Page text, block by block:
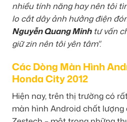
nhiều tính năng hay nên tôi
lo cắt dây ảnh hưởng điện
Nguyễn Quang Minhtư vấn
giữ zin nên tôi yên tâm".
Các Dòng Màn Hình
Honda City 2012
Hiện nay, trên thị trường có
màn hình Android chất lượng